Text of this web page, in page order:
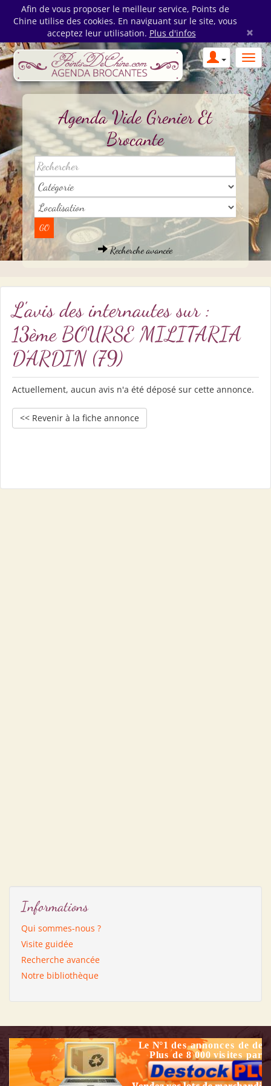
Afin de vous proposer le meilleur service, Points de
Chine utilise des cookies. En naviguant sur le site, vous
acceptez leur utilisation. Plus d'infos ×
Agenda Vide Grenier Et
Brocante
Recherche avancée
L'avis des internautes sur :
13ème BOURSE MILITARIA
D’ARDIN (79)
Actuellement, aucun avis n'a été déposé sur cette annonce.
<< Revenir à la fiche annonce
Informations
Qui sommes-nous ?
Visite guidée
Recherche avancée
Notre bibliothèque